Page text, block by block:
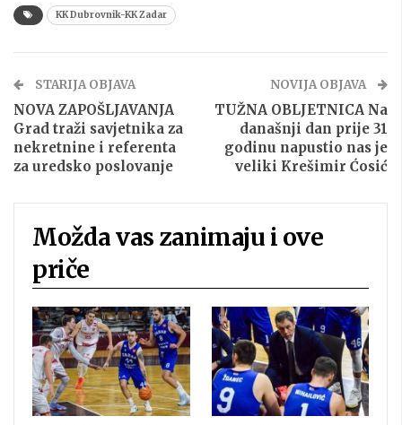
KK Dubrovnik-KK Zadar
STARIJA OBJAVA
NOVA ZAPOŠLJAVANJA
Grad traži savjetnika za
nekretnine i referenta
za uredsko poslovanje
NOVIJA OBJAVA
TUŽNA OBLJETNICA Na
današnji dan prije 31
godinu napustio nas je
veliki Krešimir Ćosić
Možda vas zanimaju i ove
priče